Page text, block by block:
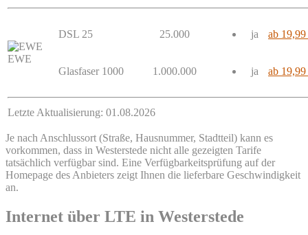
EWE
DSL 25 25.000 ja ab 19,99
Glasfaser 1000 1.000.000 ja ab 19,99
Letzte Aktualisierung: 01.08.2026
Je nach Anschlussort (Straße, Hausnummer, Stadtteil) kann es
vorkommen, dass in Westerstede nicht alle gezeigten Tarife
tatsächlich verfügbar sind. Eine Verfügbarkeitsprüfung auf der
Homepage des Anbieters zeigt Ihnen die lieferbare Geschwindigkeit
an.
Internet über LTE in Westerstede